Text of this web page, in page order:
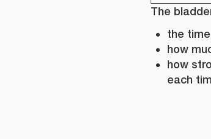
The
the
how
how
each